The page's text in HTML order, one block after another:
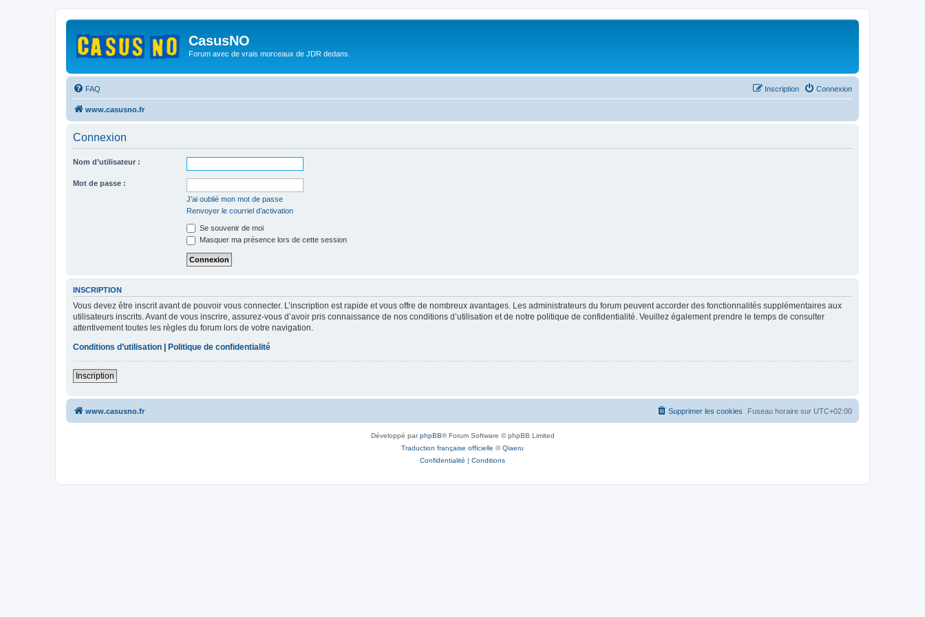
CasusNO
Forum avec de vrais morceaux de JDR dedans.
FAQ Connexion
Inscription
www.casusno.fr
Connexion
Nom d’utilisateur :
Mot de passe :
J’ai oublié mon mot de passe
Renvoyer le courriel d’activation
Se souvenir de moi
Masquer ma présence lors de cette session
INSCRIPTION
Vous devez être inscrit avant de pouvoir vous connecter. L’inscription est rapide et vous offre de nombreux avantages. Les administrateurs du forum peuvent accorder des fonctionnalités supplémentaires aux
utilisateurs inscrits. Avant de vous inscrire, assurez-vous d’avoir pris connaissance de nos conditions d’utilisation et de notre politique de confidentialité. Veuillez également prendre le temps de consulter
attentivement toutes les règles du forum lors de votre navigation.
Conditions d’utilisation
Politique de confidentialité
Inscription
www.casusno.fr Fuseau horaire sur UTC+02:00
Supprimer les cookies
Développé parphpBB® Forum Software © phpBB Limited
Traduction française officielle ©Qiaeru
Confidentialité | Conditions